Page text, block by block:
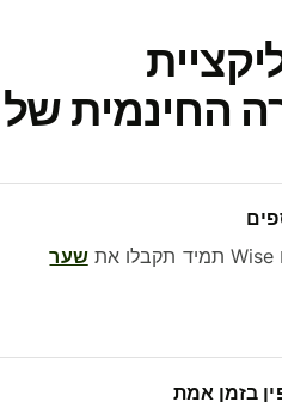
החינמית של
שער
בזמן אמת